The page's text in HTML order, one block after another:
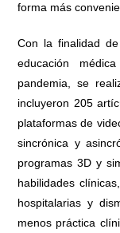
forma más
Con la finalidad
educación
pandemia, se
incluyeron 205
plataformas de
sincrónica y
programas 3D y
habilidades
hospitalarias y
menos práctica